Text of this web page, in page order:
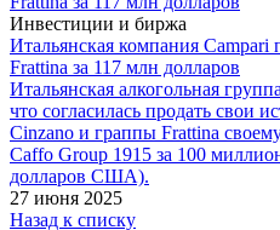
Инвестиции и биржа
Итальянская компания Campari
Frattina за 117 млн долларов
Итальянская алкогольная
что согласилась продать свои
Cinzano и граппы Frattina
Caffo Group 1915 за 100
долларов США).
27 июня 2025
Назад к списку